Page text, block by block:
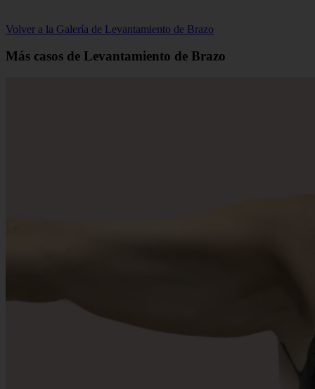
Volver a la Galería de Levantamiento de Brazo
Más casos de Levantamiento de Brazo